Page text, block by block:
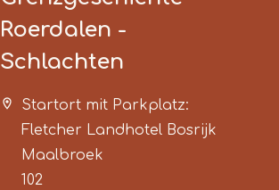
Roerdalen -
Schlachten
Startort mit Parkplatz:
Fletcher Landhotel Bosrijk
Maalbroek
102